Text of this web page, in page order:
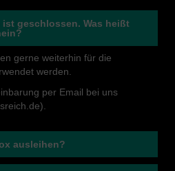
ist geschlossen. Was heißt
gerne weiterhin für die
werden.
per Email bei uns
ausleihen?